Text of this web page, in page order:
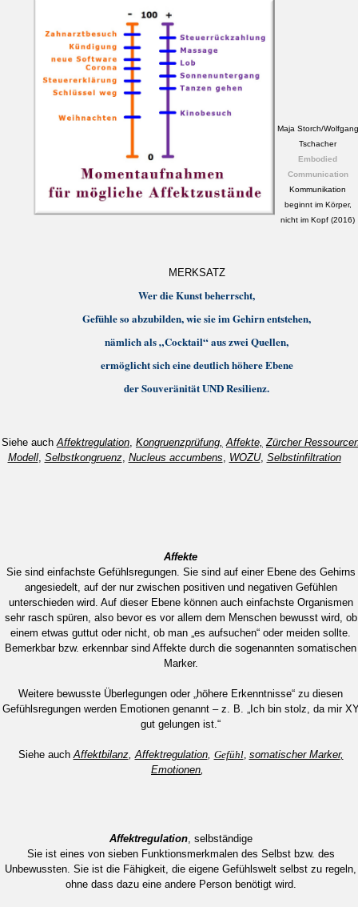
Maja Storch/Wolfgang
Tschacher
Embodied
Communication
Kommunikation
beginnt im Körper,
nicht im Kopf (2016)
MERKSATZ
Wer die Kunst beherrscht,
Gefühle so abzubilden, wie sie im Gehirn entstehen,
nämlich als „Cocktail“ aus zwei Quellen,
ermöglicht sich eine deutlich höhere Ebene
der Souveränität UND Resilienz.
Siehe auch Affektregulation Kongruenzprüfung, Affekte, Zürcher
Modell, Selbstkongruenz, Nucleus accumbens WOZU, Selbstinfiltration
Affekte
Sie sind einfachste Gefühlsregungen. Sie sind auf einer Ebene des Gehirns
angesiedelt, auf der nur zwischen positiven und negativen Gefühlen
unterschieden wird. Auf dieser Ebene können auch einfachste Organismen
sehr rasch spüren, also bevor es vor allem dem Menschen bewusst wird, ob
einem etwas guttut oder nicht, ob man „es aufsuchen“ oder meiden sollte.
Bemerkbar bzw. erkennbar sind Affekte durch die sogenannten somatischen
Marker.
Weitere bewusste Überlegungen oder „höhere Erkenntnisse“ zu diesen
Gefühlsregungen werden Emotionen genannt – z. B. „Ich bin stolz, da mir
gut gelungen ist.“
Siehe auch Affektbilanz, Affektregulation, Gefühl, somatischer Marker,
Emotionen
Affektregulation, selbständige
Sie ist eines von sieben Funktionsmerkmalen des Selbst bzw. des
Unbewussten. Sie ist die Fähigkeit, die eigene Gefühlswelt selbst zu regeln,
ohne dass dazu eine andere Person benötigt wird.